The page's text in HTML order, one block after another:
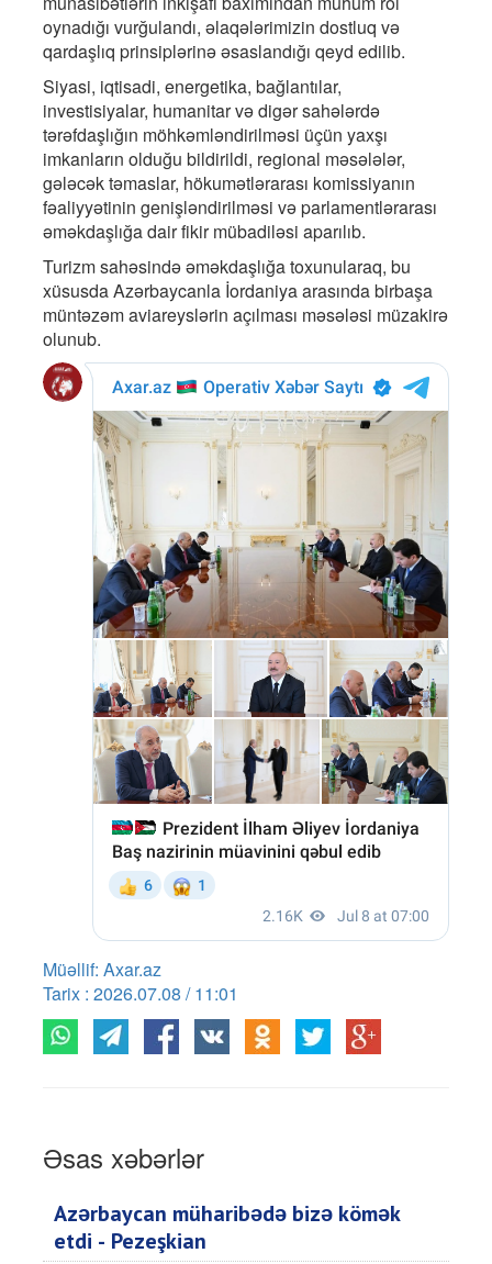
oynadığı vurğulandı, əlaqələrimizin dostluq və
qardaşlıq prinsiplərinə əsaslandığı qeyd edilib.
Siyasi, iqtisadi, energetika, bağlantılar,
investisiyalar, humanitar və digər sahələrdə
tərəfdaşlığın möhkəmləndirilməsi üçün yaxşı
imkanların olduğu bildirildi, regional məsələlər,
gələcək təmaslar, hökumətlərarası komissiyanın
fəaliyyətinin genişləndirilməsi və parlamentlərarası
əməkdaşlığa dair fikir mübadiləsi aparılıb.
Turizm sahəsində əməkdaşlığa toxunularaq, bu
xüsusda Azərbaycanla İordaniya arasında birbaşa
müntəzəm aviareyslərin açılması məsələsi müzakirə
olunub.
Müəllif: Axar.az
Tarix : 2026.07.08 / 11:01
Əsas xəbərlər
Azərbaycan müharibədə bizə kömək
etdi - Pezeşkian